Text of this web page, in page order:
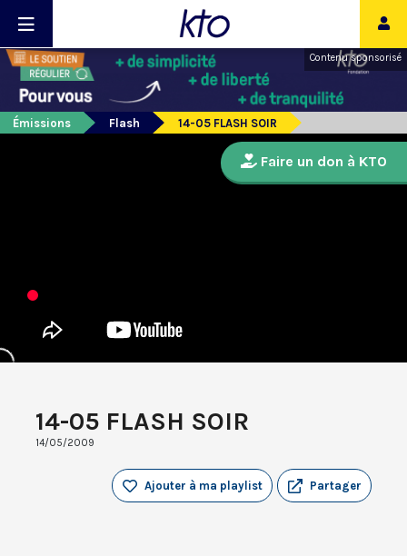
Contenu sponsorisé
Émissions Flash 14-05 FLASH SOIR
14-05 FLASH SOIR
14/05/2009
Partager
Ajouter à ma playlist
Faire un don à KTO